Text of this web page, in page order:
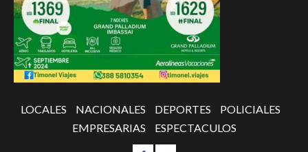
LOCALES NACIONALES DEPORTES
POLICIALES
EMPRESARIAS
ESPECTACULOS